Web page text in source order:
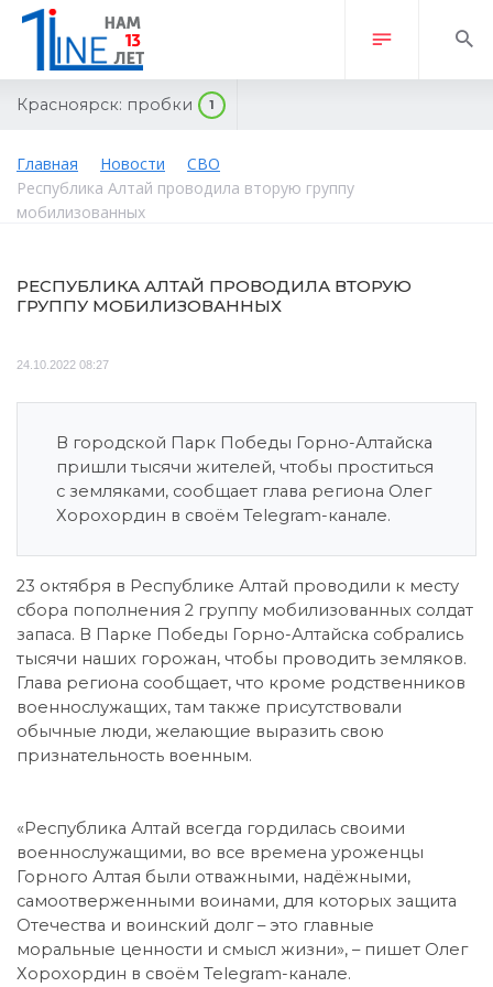
Красноярск: пробки 1
Главная Новости
СВО
Республика Алтай проводила вторую группу
мобилизованных
РЕСПУБЛИКА АЛТАЙ ПРОВОДИЛА ВТОРУЮ
ГРУППУ МОБИЛИЗОВАННЫХ
24.10.2022 08:27
В городской Парк Победы Горно-Алтайска
пришли тысячи жителей, чтобы проститься
с земляками, сообщает глава региона Олег
Хорохордин в своём Telegram-канале.
23 октября в Республике Алтай проводили к месту
сбора пополнения 2 группу мобилизованных солдат
запаса. В Парке Победы Горно-Алтайска собрались
тысячи наших горожан, чтобы проводить земляков.
Глава региона сообщает, что кроме родственников
военнослужащих, там также присутствовали
обычные люди, желающие выразить свою
признательность военным.
«Республика Алтай всегда гордилась своими
военнослужащими, во все времена уроженцы
Горного Алтая были отважными, надёжными,
самоотверженными воинами, для которых защита
Отечества и воинский долг – это главные
моральные ценности и смысл жизни», – пишет Олег
Хорохордин в своём Telegram-канале.